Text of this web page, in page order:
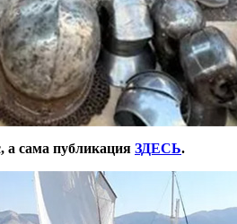
а сама публикация ЗДЕСЬ.